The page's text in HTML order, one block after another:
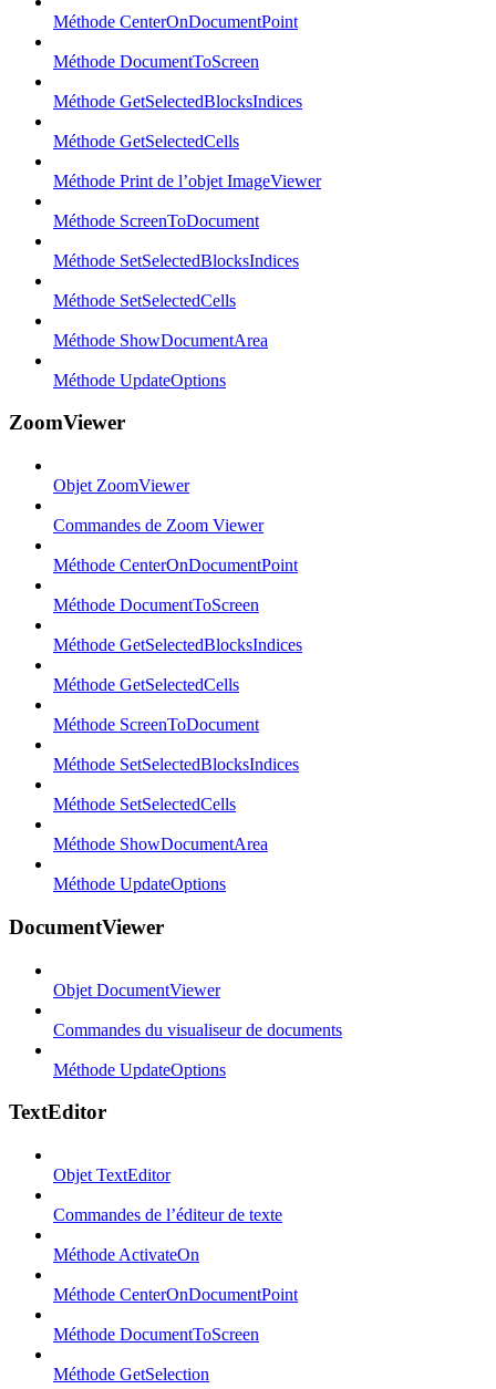
Méthode CenterOnDocumentPoint
Méthode DocumentToScreen
Méthode GetSelectedBlocksIndices
Méthode GetSelectedCells
Méthode Print de l’objet ImageViewer
Méthode ScreenToDocument
Méthode SetSelectedBlocksIndices
Méthode SetSelectedCells
Méthode ShowDocumentArea
Méthode UpdateOptions
ZoomViewer
Objet ZoomViewer
Commandes de Zoom Viewer
Méthode CenterOnDocumentPoint
Méthode DocumentToScreen
Méthode GetSelectedBlocksIndices
Méthode GetSelectedCells
Méthode ScreenToDocument
Méthode SetSelectedBlocksIndices
Méthode SetSelectedCells
Méthode ShowDocumentArea
Méthode UpdateOptions
DocumentViewer
Objet DocumentViewer
Commandes du visualiseur de documents
Méthode UpdateOptions
TextEditor
Objet TextEditor
Commandes de l’éditeur de texte
Méthode ActivateOn
Méthode CenterOnDocumentPoint
Méthode DocumentToScreen
Méthode GetSelection